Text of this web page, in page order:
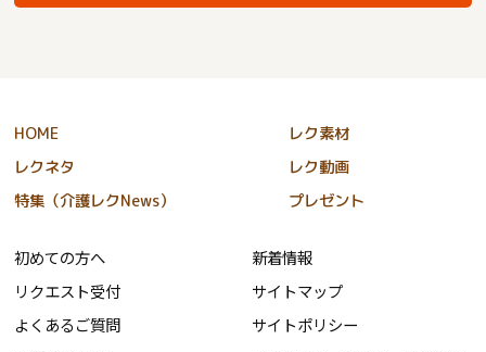
HOME
レク素材
レクネタ
レク動画
特集（介護レクNews）
プレゼント
初めての方へ
リクエスト受付
よくあるご質問
新着情報
サイトマップ
サイトポリシー